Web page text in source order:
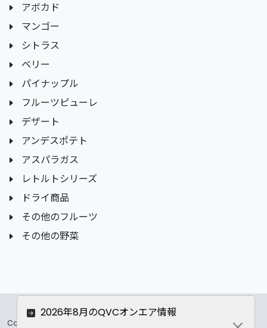
アボカド
マンゴー
シトラス
ベリー
パイナップル
フルーツピューレ
デザート
アンデスポテト
アスパラガス
レトルトシリーズ
ドライ商品
その他のフルーツ
その他の野菜
Copyrights ©
2026年8月のQVCオンエア情報